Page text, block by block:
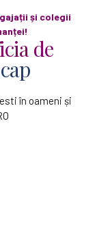
și colegii
de
în oameni și